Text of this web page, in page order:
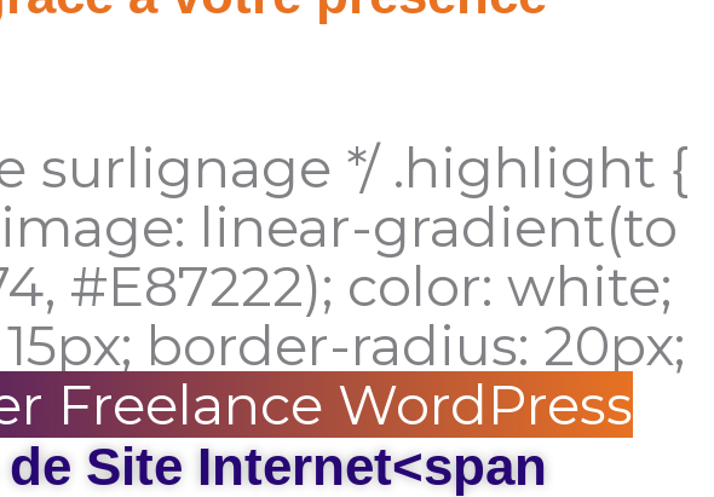
surlignage */ .highlight {
linear-gradient(to
#E87222); color: white;
border-radius: 20px;
Freelance WordPress
Site Internet<span